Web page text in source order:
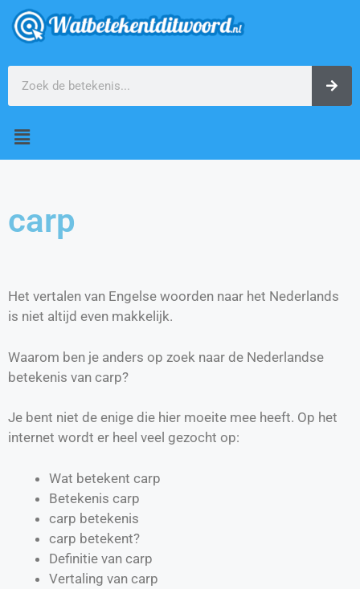
carp
Het vertalen van Engelse woorden naar het Nederlands
is niet altijd even makkelijk.
Waarom ben je anders op zoek naar de Nederlandse
betekenis van carp?
Je bent niet de enige die hier moeite mee heeft. Op het
internet wordt er heel veel gezocht op:
Wat betekent carp
Betekenis carp
carp betekenis
carp betekent?
Definitie van carp
Vertaling van carp